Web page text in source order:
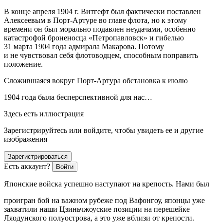
В конце апреля 1904 г. Витгефт был фактически поставлен
Алексеевым в Порт-Артуре во главе флота, но к этому
времени он был морально подавлен неудачами, особенно
катастрофой броненосца «Петропавловск» и гибелью
31 марта 1904 года адмирала Макарова. Потому
и не чувствовал себя флотоводцем, способным поправить
положение.
Сложившаяся вокруг Порт-Артура обстановка к июлю
1904 года была бесперспективной для нас…
Здесь есть иллюстрация
Зарегистрируйтесь или войдите, чтобы увидеть ее и другие
изображения
Зарегистрироваться
Есть аккаунт? Войти
Японские войска успешно наступают на крепость. Нами был
проигран бой на важном рубеже под Вафонгоу, японцы уже
захватили наши Цзиньчжоуские позиции на перешейке
Ляодунского полуострова, а это уже вблизи от крепости.